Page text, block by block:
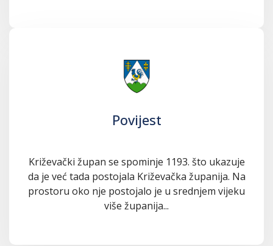
Povijest
Križevački župan se spominje 1193. što ukazuje
da je već tada postojala Križevačka županija. Na
prostoru oko nje postojalo je u srednjem vijeku
više županija...